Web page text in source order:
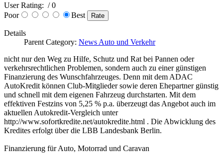
User Rating: / 0
Poor
Best
Details
Parent Category: News Auto und Verkehr
nicht nur den Weg zu Hilfe, Schutz und Rat bei Pannen oder
verkehrsrechtlichen Problemen, sondern auch zu einer günstigen
Finanzierung des Wunschfahrzeuges. Denn mit dem ADAC
AutoKredit können Club-Mitglieder sowie deren Ehepartner günstig
und schnell mit dem eigenen Fahrzeug durchstarten. Mit dem
effektiven Festzins von 5,25 % p.a. überzeugt das Angebot auch im
aktuellen Autokredit-Vergleich unter
http://www.sofortkredite.net/autokredite.html . Die Abwicklung des
Kredites erfolgt über die LBB Landesbank Berlin.
Finanzierung für Auto, Motorrad und Caravan